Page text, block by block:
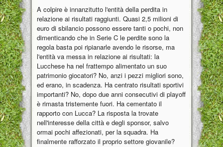
A colpire è innanzitutto l'entità della perdita in
relazione ai risultati raggiunti. Quasi 2,5 milioni di
euro di sbilancio possono essere tanti o pochi, non
dimenticando che in Serie C le perdite sono la
regola basta poi ripianarle avendo le risorse, ma
l'entità va messa in relazione ai risultati: la
Lucchese ha nel frattempo alimentato un suo
patrimonio giocatori? No, anzi i pezzi migliori sono,
ed erano, in scadenza. Ha centrato risultati sportivi
importanti? No, dopo due anni consecutivi di playoff
è rimasta tristemente fuori. Ha cementato il
rapporto con Lucca? La risposta la trovate
nell'interesse della città e degli sponsor, salvo
ormai pochi affezionati, per la squadra. Ha
finalmente rafforzato il proprio settore giovanile?